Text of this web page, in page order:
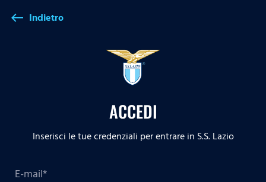
west Indietro
ACCEDI
Inserisci le tue credenziali per entrare in S.S. Lazio